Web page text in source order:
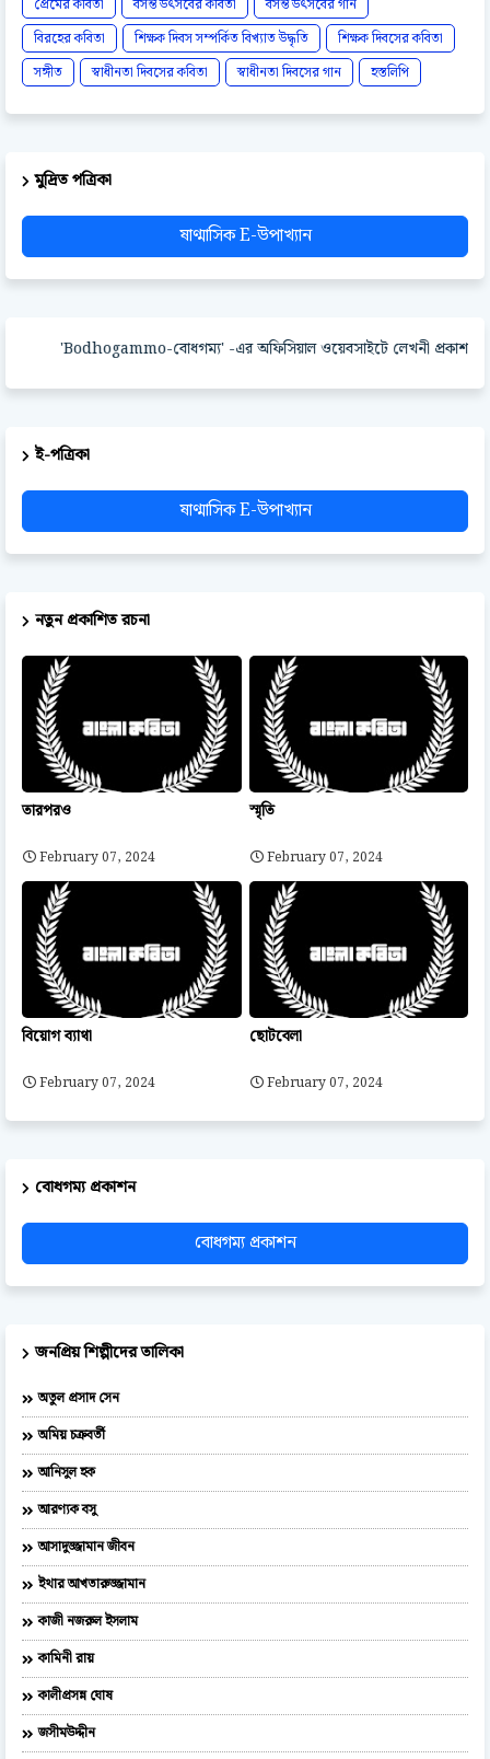
প্রেমের কবিতা বসন্ত উৎসবের কবিতা
বসন্ত উৎসবের গান
বিরহের কবিতা
শিক্ষক দিবস সম্পর্কিত বিখ্যাত উদ্ধৃতি
শিক্ষক দিবসের কবিতা
সঙ্গীত
স্বাধীনতা দিবসের কবিতা স্বাধীনতা দিবসের গান হস্তলিপি
মুদ্রিত পত্রিকা
ষাণ্মাসিক E-উপাখ্যান
'Bodhogammo-বোধগম্য' -এর অফিসিয়াল ওয়েবসাইটে লেখনী প্রকাশ করার
ই-পত্রিকা
ষাণ্মাসিক E-উপাখ্যান
নতুন প্রকাশিত রচনা
তারপরও
February 07, 2024
স্মৃতি
February 07, 2024
বিয়োগ ব্যাথা
February 07, 2024
ছোটবেলা
February 07, 2024
বোধগম্য প্রকাশন
বোধগম্য প্রকাশন
জনপ্রিয় শিল্পীদের তালিকা
অতুল প্রসাদ সেন
অমিয় চক্রবর্তী
আনিসুল হক
আরণ্যক বসু
আসাদুজ্জামান জীবন
ইথার আখতারুজ্জামান
কাজী নজরুল ইসলাম
কামিনী রায়
কালীপ্রসন্ন ঘোষ
জসীমউদ্দীন